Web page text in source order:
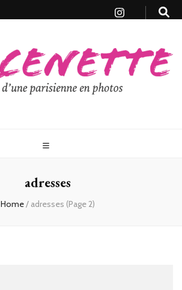
adresses
Home/ adresses (Page 2)